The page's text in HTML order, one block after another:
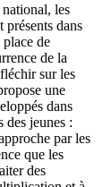
les
présents dans
de
de la
sur les
une
dans
des jeunes :
par les
que les
des